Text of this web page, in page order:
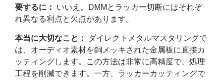
要するに：
いいえ。DMMとラッカー切断にはそれぞ
れ異なる利点と欠点があります。
本当に大切なこと：
ダイレクトメタルマスタリングで
は、オーディオ素材を銅メッキされた金属板に直接カ
ッティングします。この方法は非常に高精度で、処理
工程を削減できます。一方、ラッカーカッティングで